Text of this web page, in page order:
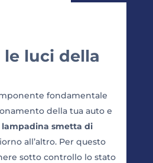
le luci della
fondamentale
della tua auto e
lampadina smetta di
all’altro. Per questo
sotto controllo lo stato